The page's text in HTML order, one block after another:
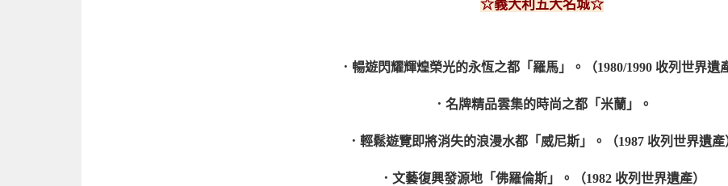
☆義大利五大名城☆
．暢遊閃耀輝煌榮光的永恆之都「羅馬」。（1980/1990 收列世界遺
．名牌精品雲集的時尚之都「米蘭」。
．輕鬆遊覽即將消失的浪漫水都「威尼斯」。（1987 收列世界遺產
．文藝復興發源地「佛羅倫斯」。（1982 收列世界遺產）